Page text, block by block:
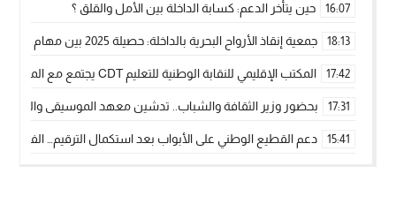
16:07 حين يتأخر الدعم: كسابة الداخلة بين الأمل والقلق ؟
18:13 جمعية إنقاذ الأرواح البحرية بالداخلة: حصيلة 2025 بين مهام الإنقاذ ومشروع “دار البحار”
17:42 المكتب الإقليمي للنقابة الوطنية للتعليم CDT يجتمع مع المدير الإقليمي لمناقشة ملفات جوهرية لنساء ورجال التعليم
17:31 بحضور وزير الثقافة والشباب.. تدشين معهد الموسيقى والفنون
15:41 دعم القطيع الوطني على الأبواب بعد استكمال الترقيم…